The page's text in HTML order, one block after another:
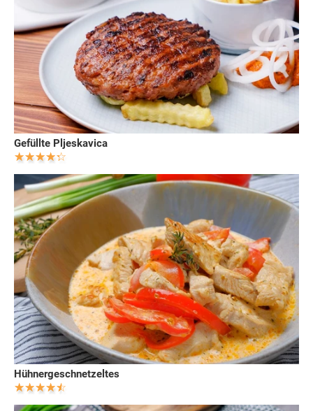
Gefüllte Pljeskavica
Hühnergeschnetzeltes